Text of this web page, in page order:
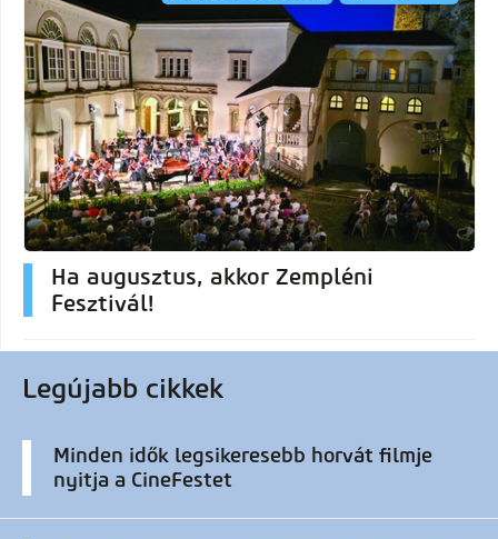
Ha augusztus, akkor Zempléni
Fesztivál!
Legújabb cikkek
Minden idők legsikeresebb horvát filmje
nyitja a CineFestet